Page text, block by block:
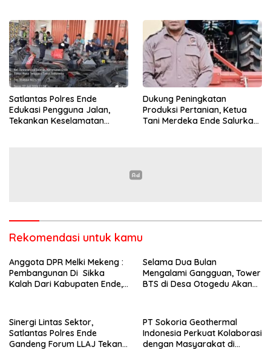
Satlantas Polres Ende
Edukasi Pengguna Jalan,
Tekankan Keselamatan
Dukung Peningkatan
Produksi Pertanian, Ketua
Tani Merdeka Ende Salurkan
Rekomendasi untuk kamu
Anggota DPR Melki Mekeng :
Pembangunan Di Sikka
Kalah Dari Kabupaten Ende,
Selama Dua Bulan
Mengalami Gangguan, Tower
BTS di Desa Otogedu Akan
Sinergi Lintas Sektor,
Satlantas Polres Ende
Gandeng Forum LLAJ Tekan
PT Sokoria Geothermal
Indonesia Perkuat Kolaborasi
dengan Masyarakat di